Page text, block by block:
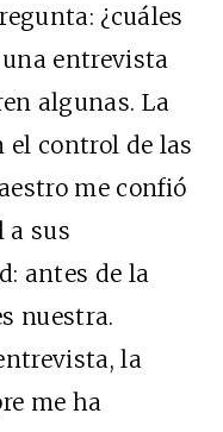
¿cuáles
entrevista
algunas. La
el control de las
me confió
a sus
antes de la
nuestra.
la
me ha